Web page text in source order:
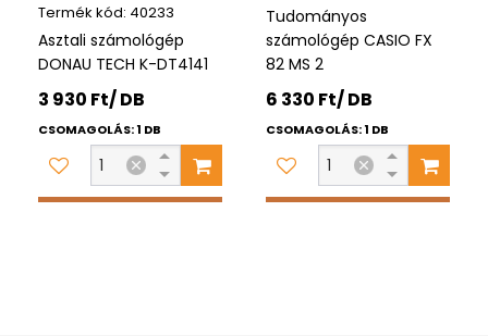
40233
Asztali számológép
DONAU TECH K-DT4141
3 930 Ft/ DB
CSOMAGOLÁS: 1 DB
Tudományos
számológép CASIO FX
82 MS 2
6 330 Ft/ DB
CSOMAGOLÁS: 1 DB